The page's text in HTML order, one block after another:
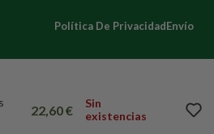
Política De PrivacidadEnvío
22,60€
Sin
existencias